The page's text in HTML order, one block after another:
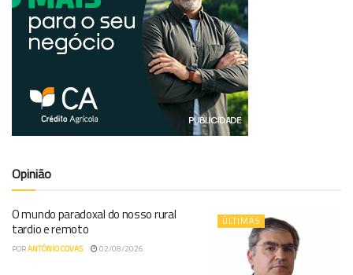
Opinião
ÚLTIMAS
O mundo paradoxal do nosso rural
tardio e remoto
PORANTÓNIO COVAS 02/08/2026